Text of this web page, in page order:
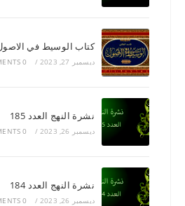
كتاب الوسيط في الاصول 15
ديسمبر 27, 2023 /
0 COMMENTS
نشرة النهج العدد 185
ديسمبر 26, 2023 /
0 COMMENTS
نشرة النهج العدد 184
ديسمبر 26, 2023 /
0 COMMENTS